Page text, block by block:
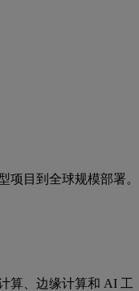
目到全球规模部署。
算、边缘计算和 AI 工